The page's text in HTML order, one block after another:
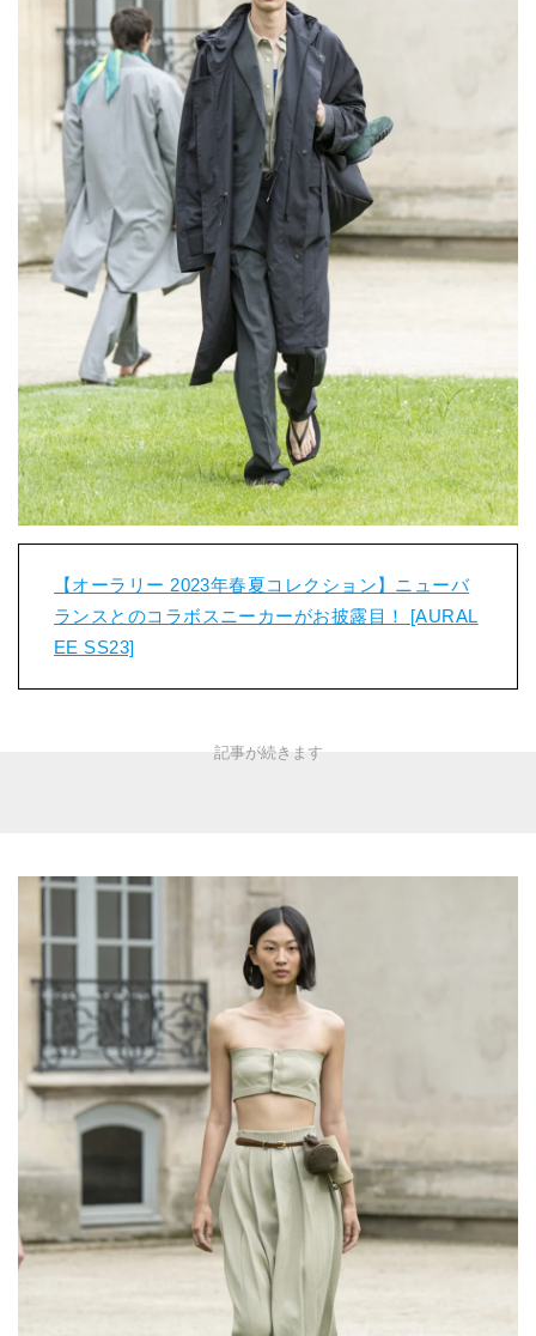
【オーラリー 2023年春夏コレクション】ニューバ
ランスとのコラボスニーカーがお披露目！ [AURAL
EE SS23]